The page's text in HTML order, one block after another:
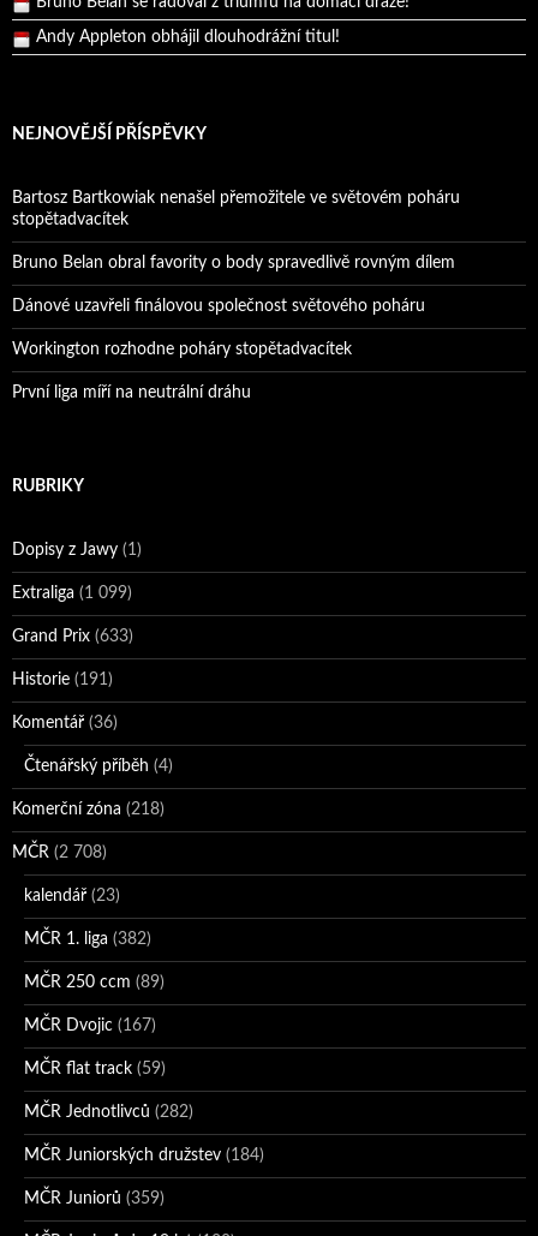
Andy Appleton obhájil dlouhodrážní titul!
Reprezentační dvojice brala český titul!
NEJNOVĚJŠÍ PŘÍSPĚVKY
Bartosz Bartkowiak nenašel přemožitele ve světovém poháru
stopětadvacítek
Bruno Belan obral favority o body spravedlivě rovným dílem
Dánové uzavřeli finálovou společnost světového poháru
Workington rozhodne poháry stopětadvacítek
První liga míří na neutrální dráhu
RUBRIKY
Dopisy z Jawy (1)
Extraliga (1 099)
Grand Prix (633)
Historie (191)
Komentář (36)
Čtenářský příběh (4)
Komerční zóna (218)
MČR (2 708)
kalendář (23)
MČR 1. liga (382)
MČR 250 ccm (89)
MČR Dvojic (167)
MČR flat track (59)
MČR Jednotlivců (282)
MČR Juniorských družstev (184)
MČR Juniorů (359)